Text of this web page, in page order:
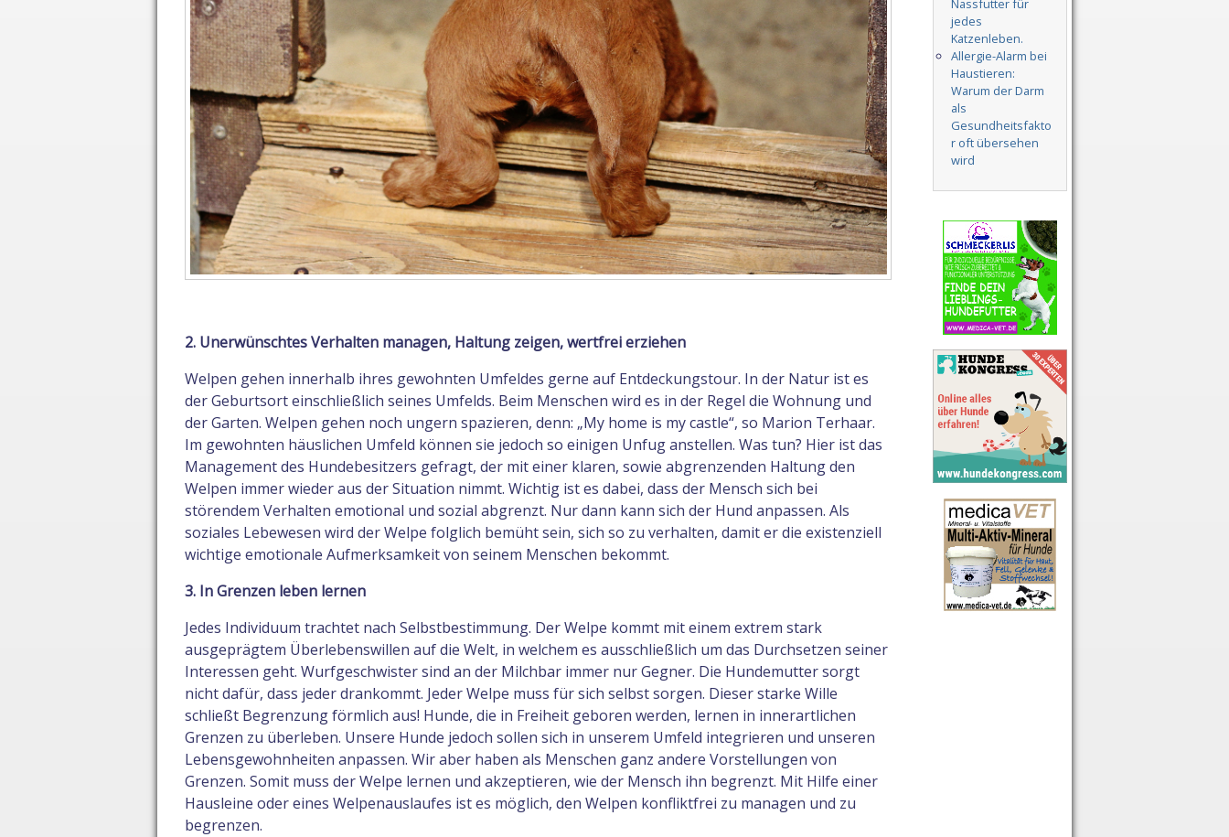
2. Unerwünschtes Verhalten managen, Haltung zeigen, wertfrei erziehen
Welpen gehen innerhalb ihres gewohnten Umfeldes gerne auf Entdeckungstour. In der Natur ist es
der Geburtsort einschließlich seines Umfelds. Beim Menschen wird es in der Regel die Wohnung und
der Garten. Welpen gehen noch ungern spazieren, denn: „My home is my castle“, so Marion Terhaar.
Im gewohnten häuslichen Umfeld können sie jedoch so einigen Unfug anstellen. Was tun? Hier ist das
Management des Hundebesitzers gefragt, der mit einer klaren, sowie abgrenzenden Haltung den
Welpen immer wieder aus der Situation nimmt. Wichtig ist es dabei, dass der Mensch sich bei
störendem Verhalten emotional und sozial abgrenzt. Nur dann kann sich der Hund anpassen. Als
soziales Lebewesen wird der Welpe folglich bemüht sein, sich so zu verhalten, damit er die existenziell
wichtige emotionale Aufmerksamkeit von seinem Menschen bekommt.
3. In Grenzen leben lernen
Jedes Individuum trachtet nach Selbstbestimmung. Der Welpe kommt mit einem extrem stark
ausgeprägtem Überlebenswillen auf die Welt, in welchem es ausschließlich um das Durchsetzen seiner
Interessen geht. Wurfgeschwister sind an der Milchbar immer nur Gegner. Die Hundemutter sorgt
nicht dafür, dass jeder drankommt. Jeder Welpe muss für sich selbst sorgen. Dieser starke Wille
schließt Begrenzung förmlich aus! Hunde, die in Freiheit geboren werden, lernen in innerartlichen
Grenzen zu überleben. Unsere Hunde jedoch sollen sich in unserem Umfeld integrieren und unseren
Lebensgewohnheiten anpassen. Wir aber haben als Menschen ganz andere Vorstellungen von
Grenzen. Somit muss der Welpe lernen und akzeptieren, wie der Mensch ihn begrenzt. Mit Hilfe einer
Hausleine oder eines Welpenauslaufes ist es möglich, den Welpen konfliktfrei zu managen und zu
begrenzen.
Nassfutter für
jedes
Katzenleben.
Allergie-Alarm bei
Haustieren:
Warum der Darm
als
Gesundheitsfakto
r oft übersehen
wird